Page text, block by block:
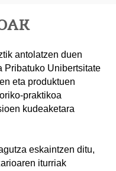
antolatzen duen
Pribatuko Unibertsitate
eta produktuen
praktikoa
kudeaketara
eskaintzen ditu,
iturriak